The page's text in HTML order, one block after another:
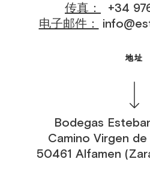
传真：
+34
电子邮件：
地址
Bodegas
Camino Virgen
50461 Alfamen